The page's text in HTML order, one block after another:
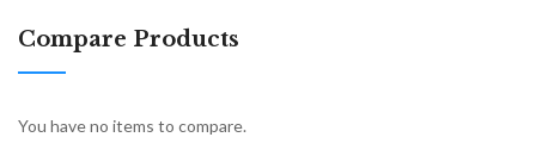
Compare Products
You have no items to compare.